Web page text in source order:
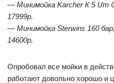
— Минимойка Karcher К 5 Um
17999р.
— Минимойка Sterwins 160
14600р.
Опробовал все мойки в
работают довольно хорошо и